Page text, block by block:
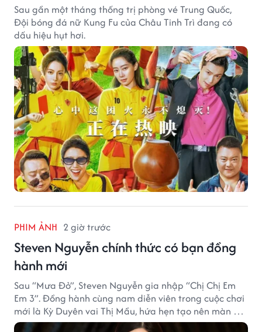
Sau gần một tháng thống trị phòng vé Trung Quốc,
Đội bóng đá nữ Kung Fu của Châu Tinh Trì đang có
dấu hiệu hụt hơi.
PHIM ẢNH 2 giờ trước
Steven Nguyễn chính thức có bạn đồng
hành mới
Sau “Mưa Đỏ”, Steven Nguyễn gia nhập “Chị Chị Em
Em 3”. Đồng hành cùng nam diễn viên trong cuộc chơi
mới là Kỳ Duyên vai Thị Mầu, hứa hẹn tạo nên màn kết
hợp nhiều bất ngờ.